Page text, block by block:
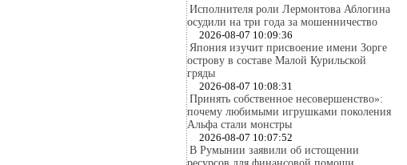
Исполнителя роли Лермонтова Аблогина
осудили на три года за мошенничество
2026-08-07 10:09:36
Япония изучит присвоение имени Зорге
острову в составе Малой Курильской
гряды
2026-08-07 10:08:31
Принять собственное несовершенство»:
почему любимыми игрушками поколения
Альфа стали монстры
2026-08-07 10:07:52
В Румынии заявили об истощении